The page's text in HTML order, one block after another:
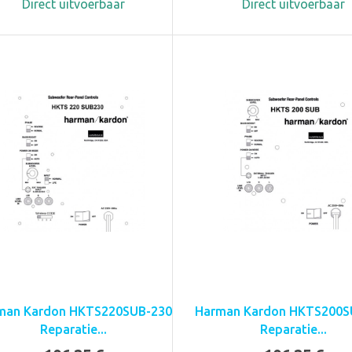
Direct uitvoerbaar Direct uitvoerbaar
Kardon HKTS220SUB-230
Reparatie...
Harman Kardon
Reparatie...